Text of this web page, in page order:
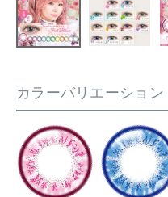
カラーバリエーション